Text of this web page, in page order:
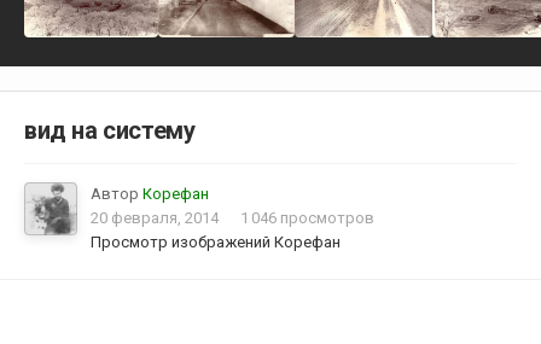
вид на систему
Автор Корефан
20 февраля, 2014
1 046 просмотров
Просмотр изображений Корефан